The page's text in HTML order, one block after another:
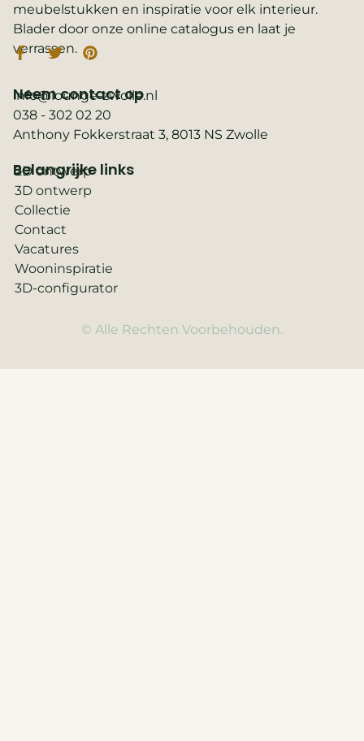
meubelstukken en inspiratie voor elk interieur.
Blader door onze online catalogus en laat je
verrassen.
Belangrijke links
2D ontwerp
3D ontwerp
Collectie
Contact
Vacatures
Wooninspiratie
3D-configurator
Neem contact op
info@lounge-zwolle.nl
038 - 302 02 20
Anthony Fokkerstraat 3, 8013 NS Zwolle
© Alle Rechten Voorbehouden.